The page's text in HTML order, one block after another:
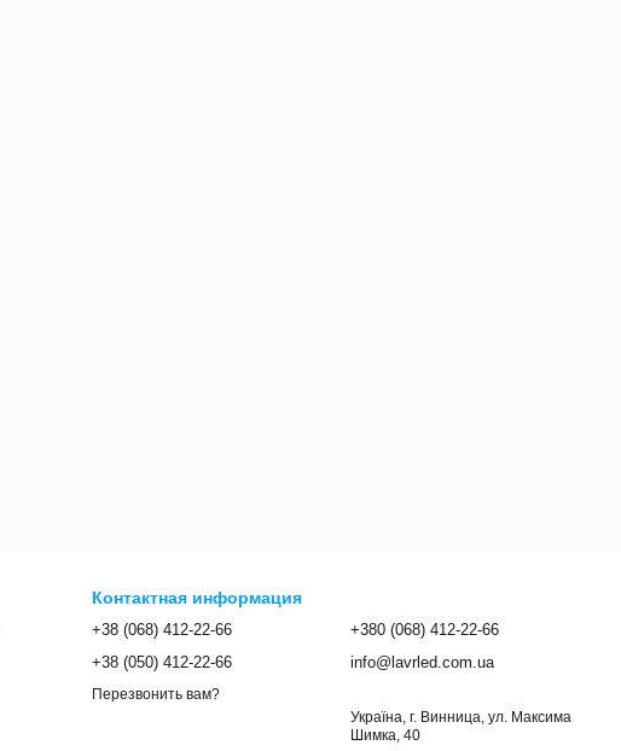
Контактная информация
+38 (068) 412-22-66
+38 (050) 412-22-66
Перезвонить вам?
+380 (068) 412-22-66
info@lavrled.com.ua
Україна, г. Винница, ул. Максима
Шимка, 40